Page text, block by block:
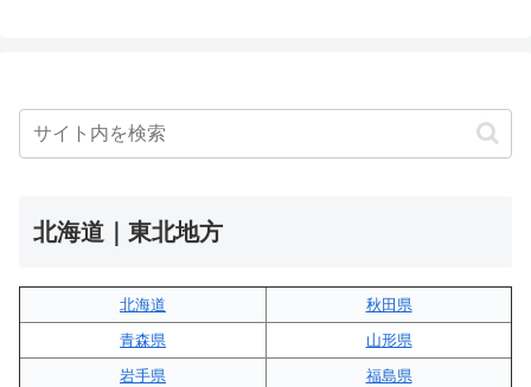
北海道｜東北地方
北海道
秋田県
青森県
山形県
岩手県
福島県